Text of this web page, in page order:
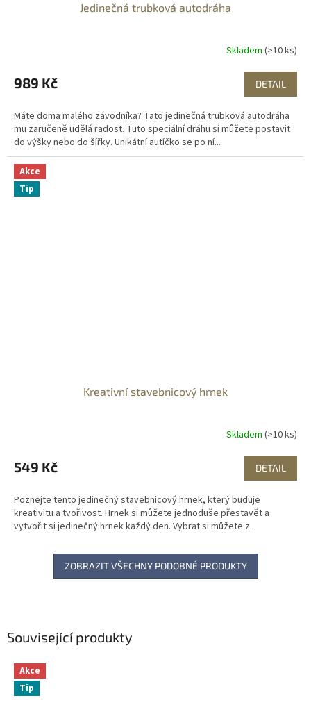
Související produkty
Akce
Tip
Jedinečná trubková autodráha
Skladem (>10 ks)
989 Kč DETAIL
Máte doma malého závodníka? Tato jedinečná trubková autodráha
mu zaručeně udělá radost. Tuto speciální dráhu si můžete postavit
do výšky nebo do šířky. Unikátní autíčko se po ní...
Akce
Tip
Kreativní stavebnicový hrnek
Skladem (>10 ks)
549 Kč DETAIL
Poznejte tento jedinečný stavebnicový hrnek, který buduje
kreativitu a tvořivost. Hrnek si můžete jednoduše přestavět a
vytvořit si jedinečný hrnek každý den. Vybrat si můžete z...
ZOBRAZIT VŠECHNY PODOBNÉ PRODUKTY